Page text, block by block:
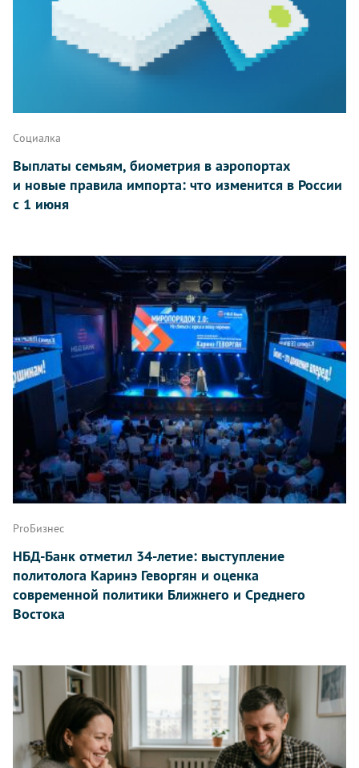
Социалка
Выплаты семьям, биометрия в аэропортах
и новые правила импорта: что изменится в России
с 1 июня
ProБизнес
НБД-Банк отметил 34-летие: выступление
политолога Каринэ Геворгян и оценка
современной политики Ближнего и Среднего
Востока